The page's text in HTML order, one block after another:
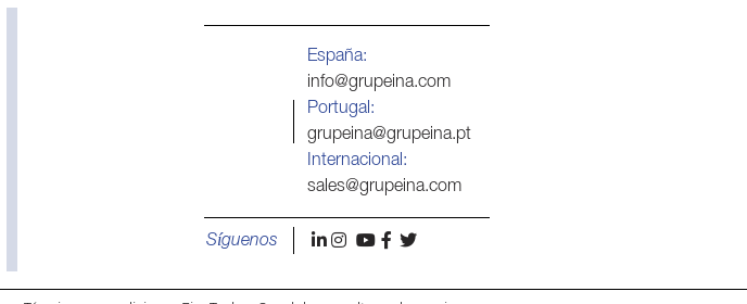
España:
info@grupeina.com
Portugal:
grupeina@grupeina.pt
Internacional:
sales@grupeina.com
Síguenos l i y f t